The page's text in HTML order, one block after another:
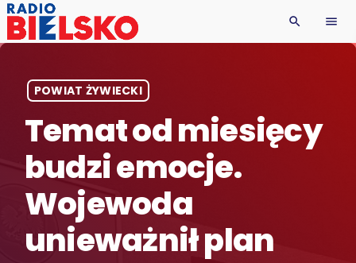
search menu
POWIAT ŻYWIECKI
Temat od miesięcy
budzi emocje.
Wojewoda
unieważnił plan